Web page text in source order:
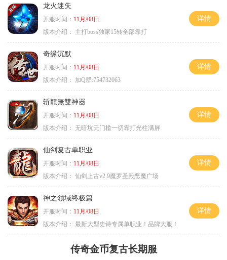
龙火迷失
开服时间： 11月/08日
版本介绍：
主打boss独家15转全部靠打
详情
奇缘沉默
开服时间： 11月/08日
版本介绍：
加Q群:754732063
详情
斩龍無雙神器
开服时间： 11月/08日
版本介绍： 无暗坑无门槛一切靠打光柱满屏
详情
仙剑复古单职业
开服时间： 11月/08日
版本介绍： 仙剑上古v2.9魔罗圣殿恶魔广场
详情
神之领域终极篇
开服时间： 11月/08日
版本介绍： 最新大型史诗专属单职业！品牌大服！
详情
传奇金币复古长期服